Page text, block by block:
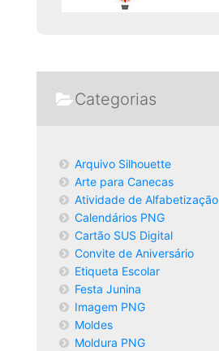
Categorias
Arquivo Silhouette
Arte para Canecas
Atividade de Alfabetização
Calendários PNG
Cartão SUS Digital
Convite de Aniversário
Etiqueta Escolar
Festa Junina
Imagem PNG
Moldes
Moldura PNG